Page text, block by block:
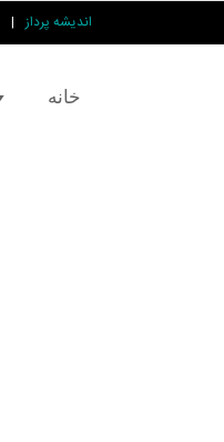
اندیشه پرداز |
خانه